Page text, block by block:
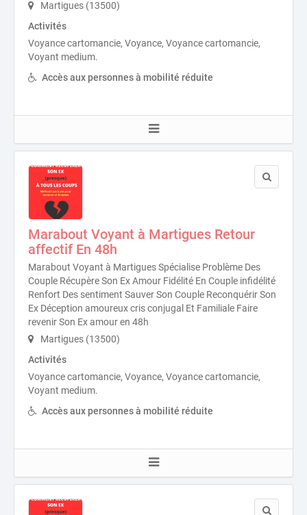
Martigues (13500)
Activités
Voyance cartomancie, Voyance, Voyance cartomancie,
Voyant medium.
Accès aux personnes à mobilité réduite
Marabout Voyant à Martigues Retour
affectif En 48h
Marabout Voyant à Martigues Spécialise Problème Des
Couple Récupère Son Ex Amour Fidélité En Couple infidélité
Renfort Des sentiment Sauver Son Couple Reconquérir Son
Ex Déception amoureux cris conjugal Et Familiale Faire
revenir Son Ex amour en 48h
Martigues (13500)
Activités
Voyance cartomancie, Voyance, Voyance cartomancie,
Voyant medium.
Accès aux personnes à mobilité réduite